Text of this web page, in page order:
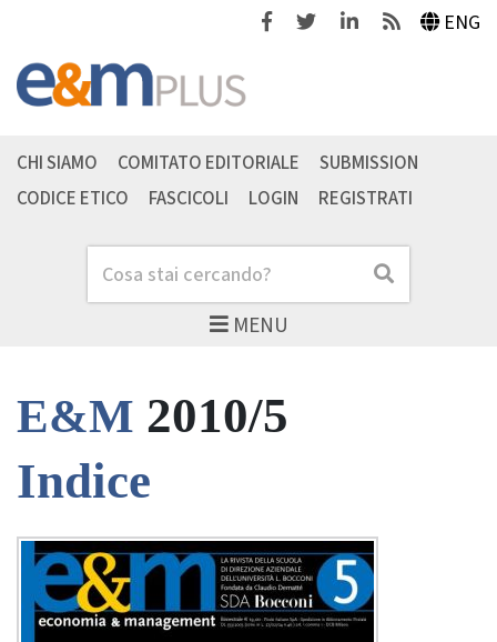
FacebookTwitterLinkedinFeeds ENG
MENU
Cerca Cerca
CHI SIAMO COMITATO EDITORIALE
SUBMISSION
CODICE ETICO
FASCICOLI LOGIN REGISTRATI
E&M 2010/5
Indice